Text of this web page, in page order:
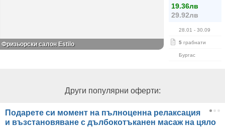
19.36лв
29.92лв
28.01 - 30.09
5 грабнати
Бургас
Фризьорски салон Estilo
Други популярни оферти:
Подарете си момент на пълноценна релаксация
и възстановяване с дълбокотъканен масаж на цяло